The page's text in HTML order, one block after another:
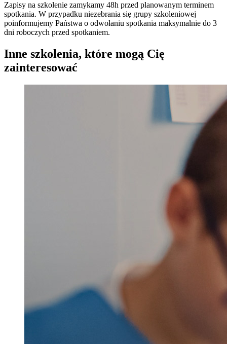
Zapisy na szkolenie zamykamy 48h przed planowanym terminem
spotkania. W przypadku niezebrania się grupy szkoleniowej
poinformujemy Państwa o odwołaniu spotkania maksymalnie do 3
dni roboczych przed spotkaniem.
Inne szkolenia, które mogą Cię
zainteresować